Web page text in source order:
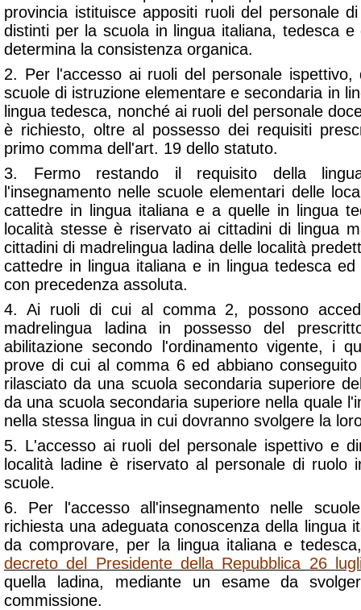
provincia istituisce appositi ruoli del personale
distinti per la scuola in lingua italiana, tedesca
determina la consistenza organica.
2. Per l'accesso ai ruoli del personale ispettivo,
scuole di istruzione elementare e secondaria in
lingua tedesca, nonché ai ruoli del personale
è richiesto, oltre al possesso dei requisiti
primo comma dell'art. 19 dello statuto.
3. Fermo restando il requisito della
l'insegnamento nelle scuole elementari delle
cattedre in lingua italiana e a quelle in lingua
località stesse è riservato ai cittadini di lingua
cittadini di madrelingua ladina delle località
cattedre in lingua italiana e in lingua tedesca
con precedenza assoluta.
4. Ai ruoli di cui al comma 2, possono
madrelingua ladina in possesso del
abilitazione secondo l'ordinamento vigente, i
prove di cui al comma 6 ed abbiano
rilasciato da una scuola secondaria superiore
da una scuola secondaria superiore nella quale
nella stessa lingua in cui dovranno svolgere la
5. L'accesso ai ruoli del personale ispettivo e
località ladine è riservato al personale di ruolo
scuole.
6. Per l'accesso all'insegnamento nelle
richiesta una adeguata conoscenza della lingua
da comprovare, per la lingua italiana e
decreto del Presidente della Repubblica 26
quella ladina, mediante un esame da
commissione.